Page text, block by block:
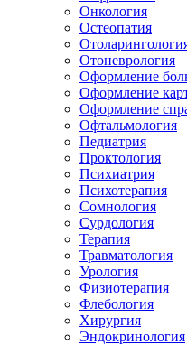
Онкология
Остеопатия
Отоневрология
Оформление
Оформление
Оформление
Офтальмология
Педиатрия
Проктология
Психиатрия
Психотерапия
Сомнология
Сурдология
Терапия
Травматология
Урология
Физиотерапия
Флебология
Хирургия
Эндокринология